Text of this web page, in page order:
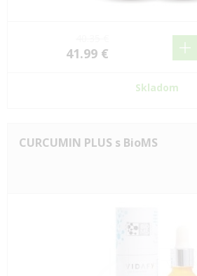
41.99 €
Skladom
CURCUMIN PLUS s BioMS